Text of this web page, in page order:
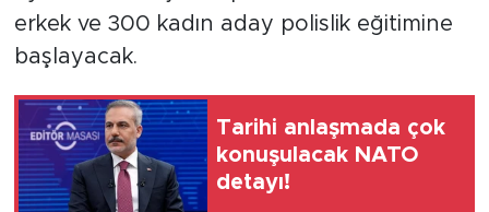
erkek ve 300 kadın aday polislik eğitimine
başlayacak.
Tarihi anlaşmada çok
konuşulacak NATO
detayı!